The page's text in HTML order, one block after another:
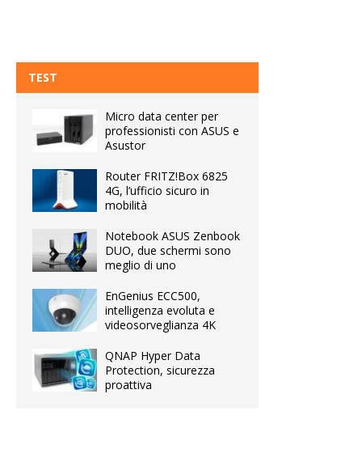
TEST
Micro data center per
professionisti con ASUS e
Asustor
Router FRITZ!Box 6825
4G, l’ufficio sicuro in
mobilità
Notebook ASUS Zenbook
DUO, due schermi sono
meglio di uno
EnGenius ECC500,
intelligenza evoluta e
videosorveglianza 4K
QNAP Hyper Data
Protection, sicurezza
proattiva